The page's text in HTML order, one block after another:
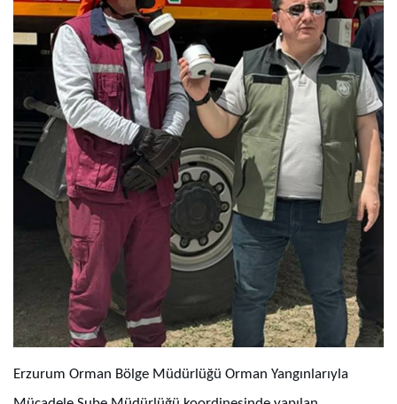
Erzurum Orman Bölge Müdürlüğü Orman Yangınlarıyla